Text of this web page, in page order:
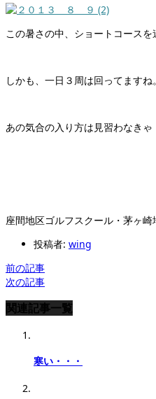
この暑さの中、ショートコースを
しかも、一日３周は回ってますね。
あの気合の入り方は見習わなきゃ
座間地区ゴルフスクール・茅ヶ
投稿者: wing
前の記事
次の記事
関連記事一覧
寒い・・・